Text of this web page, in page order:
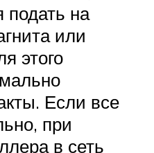
подать на
или
этого
Если все
при
в сеть